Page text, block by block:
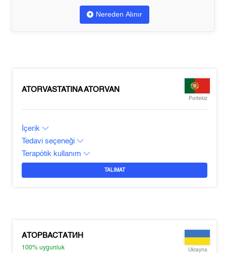
Nereden Alınır
ATORVASTATINA ATORVAN
Portekiz
İçerik
Tedavi seçeneği
Terapötik kullanım
TALIMAT
АТОРВАСТАТИН
100%uygunluk Ukrayna